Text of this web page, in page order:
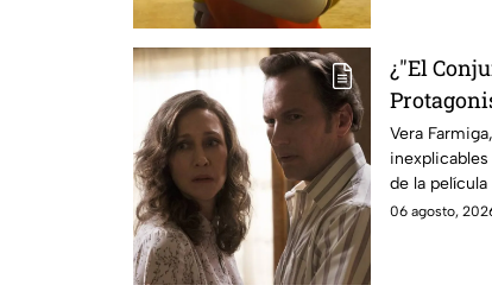
¿"El
señales
Vera
de la película
06 agosto,